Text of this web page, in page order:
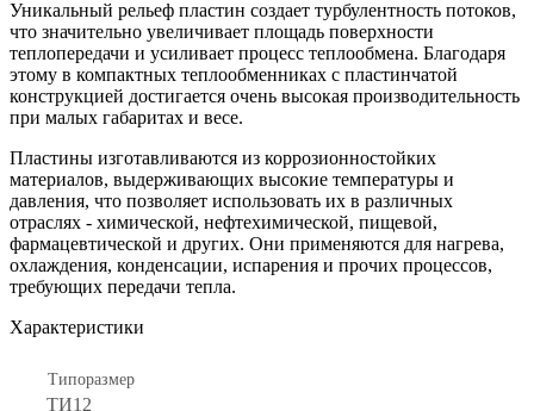
Уникальный рельеф пластин создает турбулентность потоков,
что значительно увеличивает площадь поверхности
теплопередачи и усиливает процесс теплообмена. Благодаря
этому в компактных теплообменниках с пластинчатой
конструкцией достигается очень высокая производительность
при малых габаритах и весе.
Пластины изготавливаются из коррозионностойких
материалов, выдерживающих высокие температуры и
давления, что позволяет использовать их в различных
отраслях - химической, нефтехимической, пищевой,
фармацевтической и других. Они применяются для нагрева,
охлаждения, конденсации, испарения и прочих процессов,
требующих передачи тепла.
Характеристики
Типоразмер
ТИ12